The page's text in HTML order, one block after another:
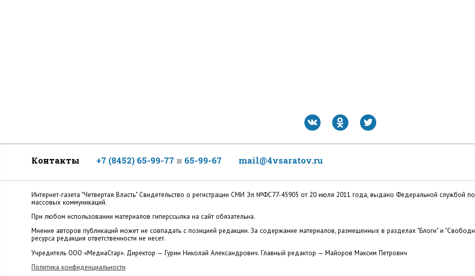
Контакты +7 (8452) 65-99-77 и 65-99-67 mail@4vsaratov.ru
Интернет-газета "Четвертая Власть" Cвидетельство о регистрации СМИ Эл №ФС77-45905 от 20 июля 2011 года, выдано Федеральной службой
массовых коммуникаций.
При любом использовании материалов гиперссылка на сайт обязательна.
Мнение авторов публикаций может не совпадать с позицией редакции. За содержание материалов, размещенных в разделах "Блоги" и
ресурса редакция ответственности не несет.
Учредитель ООО «МедиаСтар». Директор — Гурин Николай Александрович. Главный редактор — Майоров Максим Петрович
Политика конфиденциальности